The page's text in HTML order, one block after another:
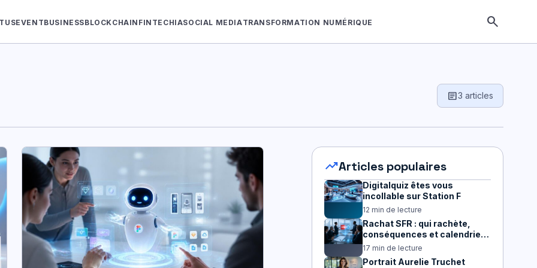
EVENTBUSINESSBLOCKCHAIN FINTECHIASOCIAL MEDIATRANSFORMATION NUMÉRIQUE search
article3 articles
trending_upArticles populaires
Digitalquiz êtes vous
incollable sur Station F
12 min de lecture
Rachat SFR : qui rachète,
conséquences et calendrier
2026
17 min de lecture
Portrait Aurelie Truchet